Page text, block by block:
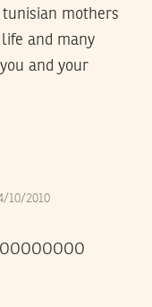
mothers
and many
and your
10/2010